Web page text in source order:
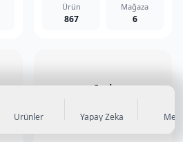
Ürün
867
Mağaza
6
Inci
Ürünler Yapay Zeka